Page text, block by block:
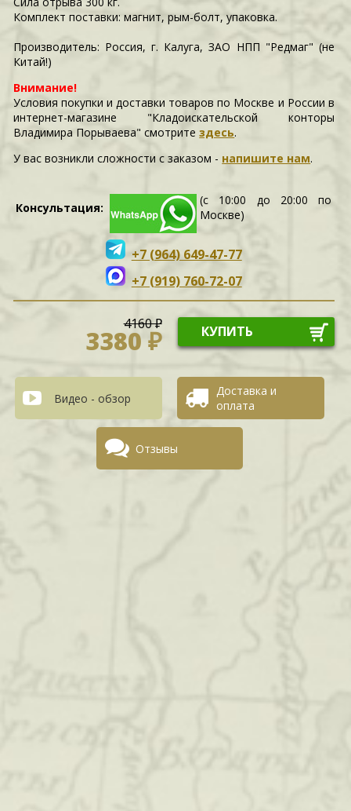
Комплект поставки: магнит, рым-болт, упаковка.
Производитель: Россия, г. Калуга, ЗАО НПП "Редмаг" (не
Китай!)
Внимание!
Условия покупки и доставки товаров по Москве и России в
интернет-магазине "Кладоискательской конторы
Владимира Порываева" смотритездесь.
У вас возникли сложности c заказом - напишите нам.
Консультация:
(с 10:00 до 20:00 по
Москве)
+7 (964) 649-47-77
+7 (919) 760-72-07
4160 ₽
3380 ₽ КУПИТЬ
Видео - обзор
Доставка и
оплата
Отзывы